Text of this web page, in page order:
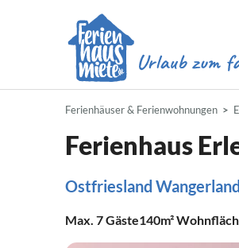
Ferienhäuser & Ferienwohnungen
Ferienhaus
Ostfriesland
Max. 7Gäste140m²